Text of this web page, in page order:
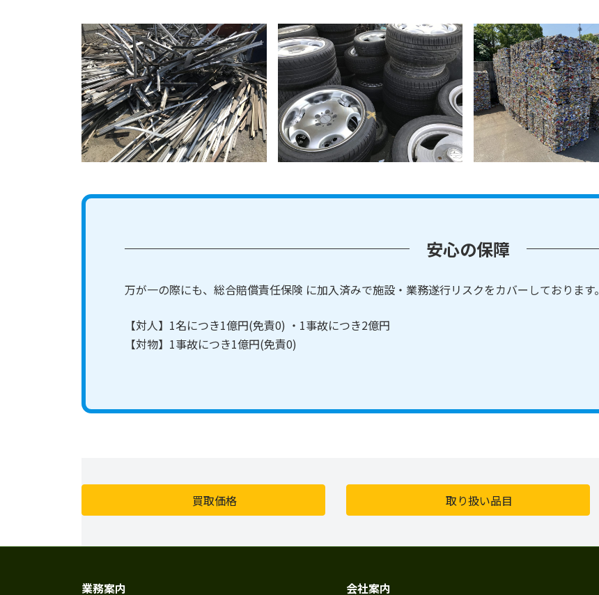
安心の保障
万が一の際にも、総合賠償責任保険 に加入済みで施設・業務遂行リスクをカバーしております。
【対人】1名につき1億円(免責0) ・1事故につき2億円
【対物】1事故につき1億円(免責0)
買取価格 取り扱い品目
業務案内 会社案内